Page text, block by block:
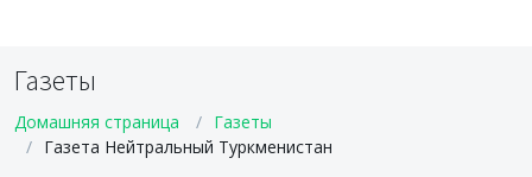
Газеты
Домашняя страница
Газеты
Газета Нейтральный Туркменистан